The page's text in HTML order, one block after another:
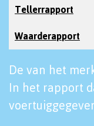
Tellerrapport
Waarderapport
De van het
In het rapport